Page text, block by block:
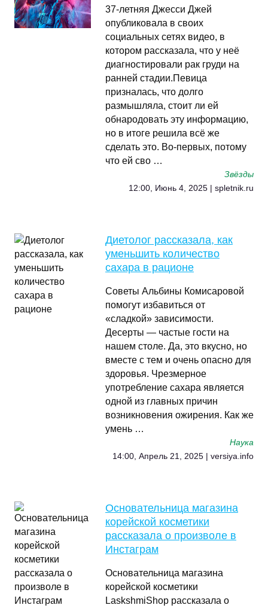
37-летняя Джесси Джей
опубликовала в своих
социальных сетях видео, в
котором рассказала, что у неё
диагностировали рак груди на
ранней стадии.Певица
призналась, что долго
размышляла, стоит ли ей
обнародовать эту информацию,
но в итоге решила всё же
сделать это. Во-первых, потому
что ей сво …
Звёзды
12:00, Июнь 4, 2025 | spletnik.ru
Диетолог рассказала, как
уменьшить количество
сахара в рационе
Советы Альбины Комисаровой
помогут избавиться от
«сладкой» зависимости.
Десерты — частые гости на
нашем столе. Да, это вкусно, но
вместе с тем и очень опасно для
здоровья. Чрезмерное
употребление сахара является
одной из главных причин
возникновения ожирения. Как же
умень …
Наука
14:00, Апрель 21, 2025 | versiya.info
Основательница магазина
корейской косметики
рассказала о произволе в
Инстаграм
Основательница магазина
корейской косметики
LaskshmiShop рассказала о